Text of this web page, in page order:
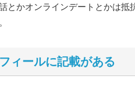
とかオンラインデートとかは抵
ィールに記載がある